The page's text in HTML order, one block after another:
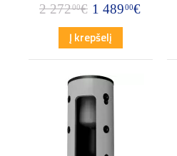
2 27200€ 1 48900€
Į krepšelį